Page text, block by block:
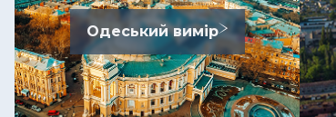
Одеський вимір